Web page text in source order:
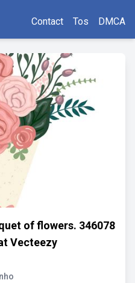
Contact Tos DMCA
of flowers. 346078
Vecteezy